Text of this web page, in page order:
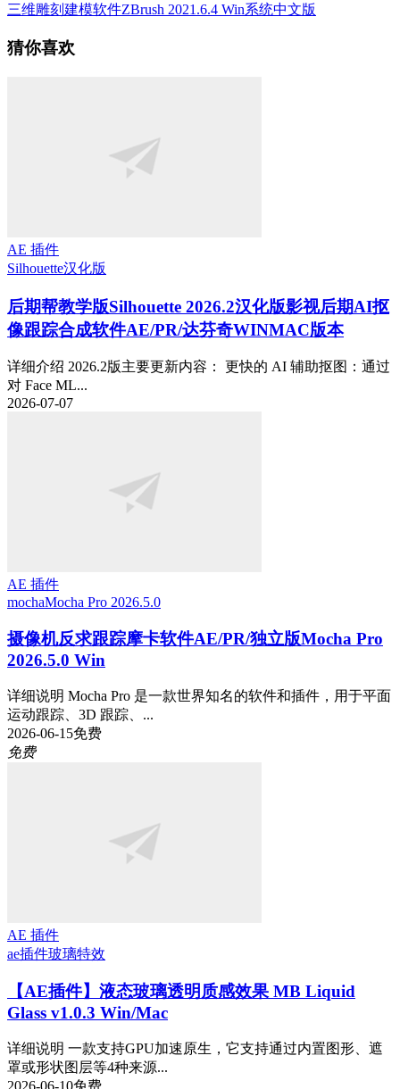
三维雕刻建模软件ZBrush 2021.6.4 Win系统中文版
猜你喜欢
AE 插件
Silhouette汉化版
后期帮教学版Silhouette 2026.2汉化版影视后期AI抠
像跟踪合成软件AE/PR/达芬奇WINMAC版本
详细介绍 2026.2版主要更新内容： 更快的 AI 辅助抠图：通过
对 Face ML...
2026-07-07
AE 插件
mochaMocha Pro 2026.5.0
摄像机反求跟踪摩卡软件AE/PR/独立版Mocha Pro
2026.5.0 Win
详细说明 Mocha Pro 是一款世界知名的软件和插件，用于平面
运动跟踪、3D 跟踪、...
2026-06-15免费
免费
AE 插件
ae插件玻璃特效
【AE插件】液态玻璃透明质感效果 MB Liquid
Glass v1.0.3 Win/Mac
详细说明 一款支持GPU加速原生，它支持通过内置图形、遮
罩或形状图层等4种来源...